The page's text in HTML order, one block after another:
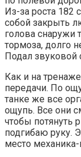
Из-за роста 182
собой закрыть
голова снаружи
тормоза, долго
Подал звуковой
Как и на
передачи. По
танке же все
ощупь. Все они
чтобы потянуть
подгибаю руку.
место